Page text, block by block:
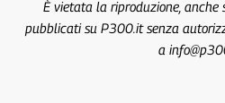
È vietata la riproduzione, anche
pubblicati su P300.it senza
a